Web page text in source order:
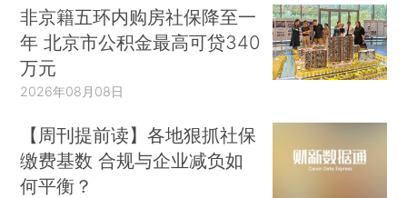
非京籍五环内购房社保降至一
年 北京市公积金最高可贷340
万元
2026年08月08日
【周刊提前读】各地狠抓社保
缴费基数 合规与企业减负如
何平衡？